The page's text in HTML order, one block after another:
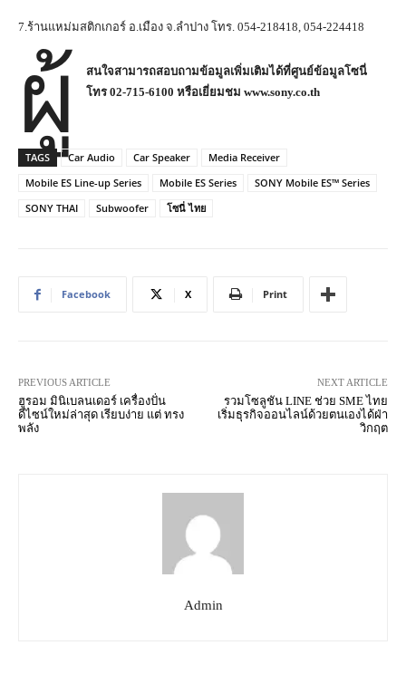
7.ร้านแหม่มสติกเกอร์ อ.เมือง จ.ลำปาง โทร. 054-218418, 054-224418
ผู้
สนใจสามารถสอบถามข้อมูลเพิ่มเติมได้ที่ศูนย์ข้อมูลโซนี่
โทร 02-715-6100 หรือเยี่ยมชม www.sony.co.th
TAGS Car Audio Car Speaker
Media Receiver
Mobile ES Line-up Series
Mobile ES Series
SONY Mobile ES™ Series
SONY THAI
Subwoofer โซนี่ ไทย
Facebook X Print
PREVIOUS ARTICLE
ฮูรอม มินิเบลนเดอร์ เครื่องปั่น
ดีไซน์ใหม่ล่าสุด เรียบง่าย แต่ ทรง
พลัง
NEXT ARTICLE
รวมโซลูชัน LINE ช่วย SME ไทย
เริ่มธุรกิจออนไลน์ด้วยตนเองได้ฝ่า
วิกฤต
Admin